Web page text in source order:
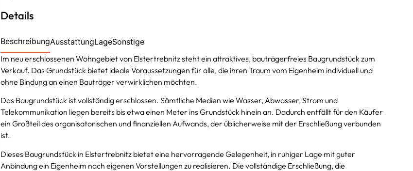
Details
BeschreibungAusstattungLageSonstige
Im neu erschlossenen Wohngebiet von Elstertrebnitz steht ein attraktives, bauträgerfreies Baugrundstück zum
Verkauf. Das Grundstück bietet ideale Voraussetzungen für alle, die ihren Traum vom Eigenheim individuell und
ohne Bindung an einen Bauträger verwirklichen möchten.
Das Baugrundstück ist vollständig erschlossen. Sämtliche Medien wie Wasser, Abwasser, Strom und
Telekommunikation liegen bereits bis etwa einen Meter ins Grundstück hinein an. Dadurch entfällt für den Käufer
ein Großteil des organisatorischen und finanziellen Aufwands, der üblicherweise mit der Erschließung verbunden
ist.
Dieses Baugrundstück in Elstertrebnitz bietet eine hervorragende Gelegenheit, in ruhiger Lage mit guter
Anbindung ein Eigenheim nach eigenen Vorstellungen zu realisieren. Die vollständige Erschließung, die